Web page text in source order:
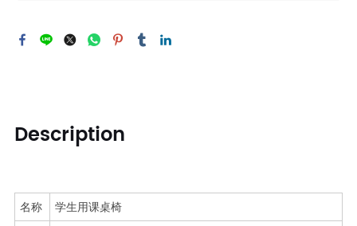
Description
名称
学生用课桌椅